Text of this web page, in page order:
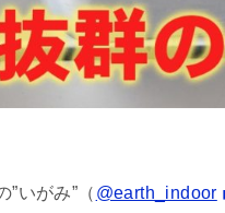
”いがみ”（ @earth_indoor